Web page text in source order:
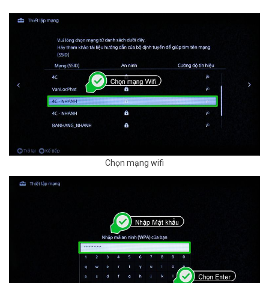
Chọn mạng wifi